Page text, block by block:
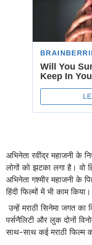
अभिनेता रवींद्र महाजनी के
लोगों को झटका लगा है। वो
अभिनेता गश्मीर महाजनी के
हिंदी फिल्मों में भी काम किया।
उन्हें मराठी सिनेमा जगत का
पर्सनैलिटी और लुक दोनों
साथ-साथ कई मराठी फिल्म